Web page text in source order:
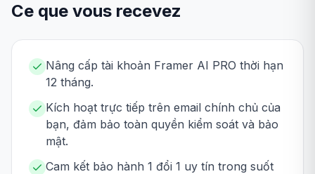
Ce que vous recevez
Nâng cấp tài khoản Framer AI PRO thời hạn
12 tháng.
Kích hoạt trực tiếp trên email chính chủ của
bạn, đảm bảo toàn quyền kiểm soát và bảo
mật.
Cam kết bảo hành 1 đổi 1 uy tín trong suốt